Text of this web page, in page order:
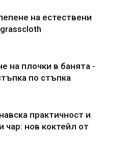
на естествени
на плочки в банята -
по стъпка
практичност и
чар: нов коктейл от